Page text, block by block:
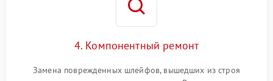
4. Компонентный ремонт
Замена поврежденных шлейфов, вышедших из строя